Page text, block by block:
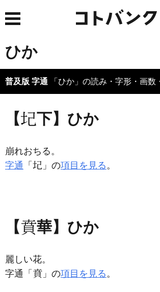
ひか
普及版 字通 「ひか」の読み・字形・画数
【 下】ひか
崩れおちる。
字通 「 」の項目を見る。
【 華】ひか
麗しい花。
字通「
」の項目を見る。